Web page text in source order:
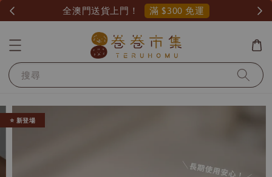
全澳門送貨上門！ 滿 $300 免運
搜尋
⭐️ 新登場